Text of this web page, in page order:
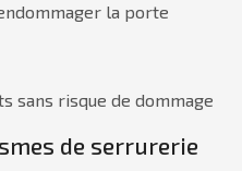
la porte
sans risque de dommage
de serrurerie